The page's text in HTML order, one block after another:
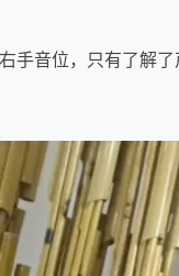
手音位，只有了解